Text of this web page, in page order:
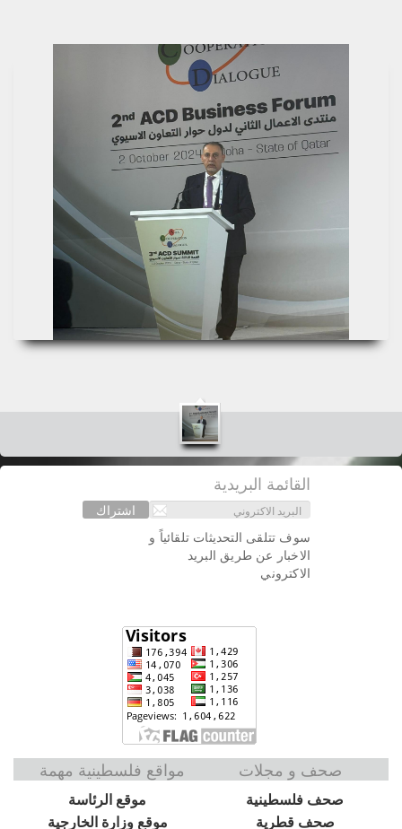
القائمة البريدية
اشتراك
سوف تتلقى التحديثات تلقائياً و
الاخبار عن طريق البريد
الاكتروني
صحف و مجلات مواقع فلسطينية مهمة
صحف فلسطينية
صحف قطرية
موقع الرئاسة
موقع وزارة الخارجية